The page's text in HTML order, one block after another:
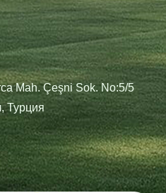
Mah. Çeşni Sok. No:5/5
Турция